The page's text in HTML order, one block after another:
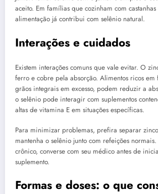
aceito. Em famílias que cozinham com
alimentação já contribui com selênio natural.
Interações e cuidados
Existem interações comuns que vale evitar. O
ferro e cobre pela absorção. Alimentos ricos em
grãos integrais em excesso, podem reduzir a
o selênio pode interagir com suplementos
altas de vitamina E em situações específicas.
Para minimizar problemas, prefira separar
mantenha o selênio junto com refeições
crônico, converse com seu médico antes de
suplemento.
Formas e doses: o que